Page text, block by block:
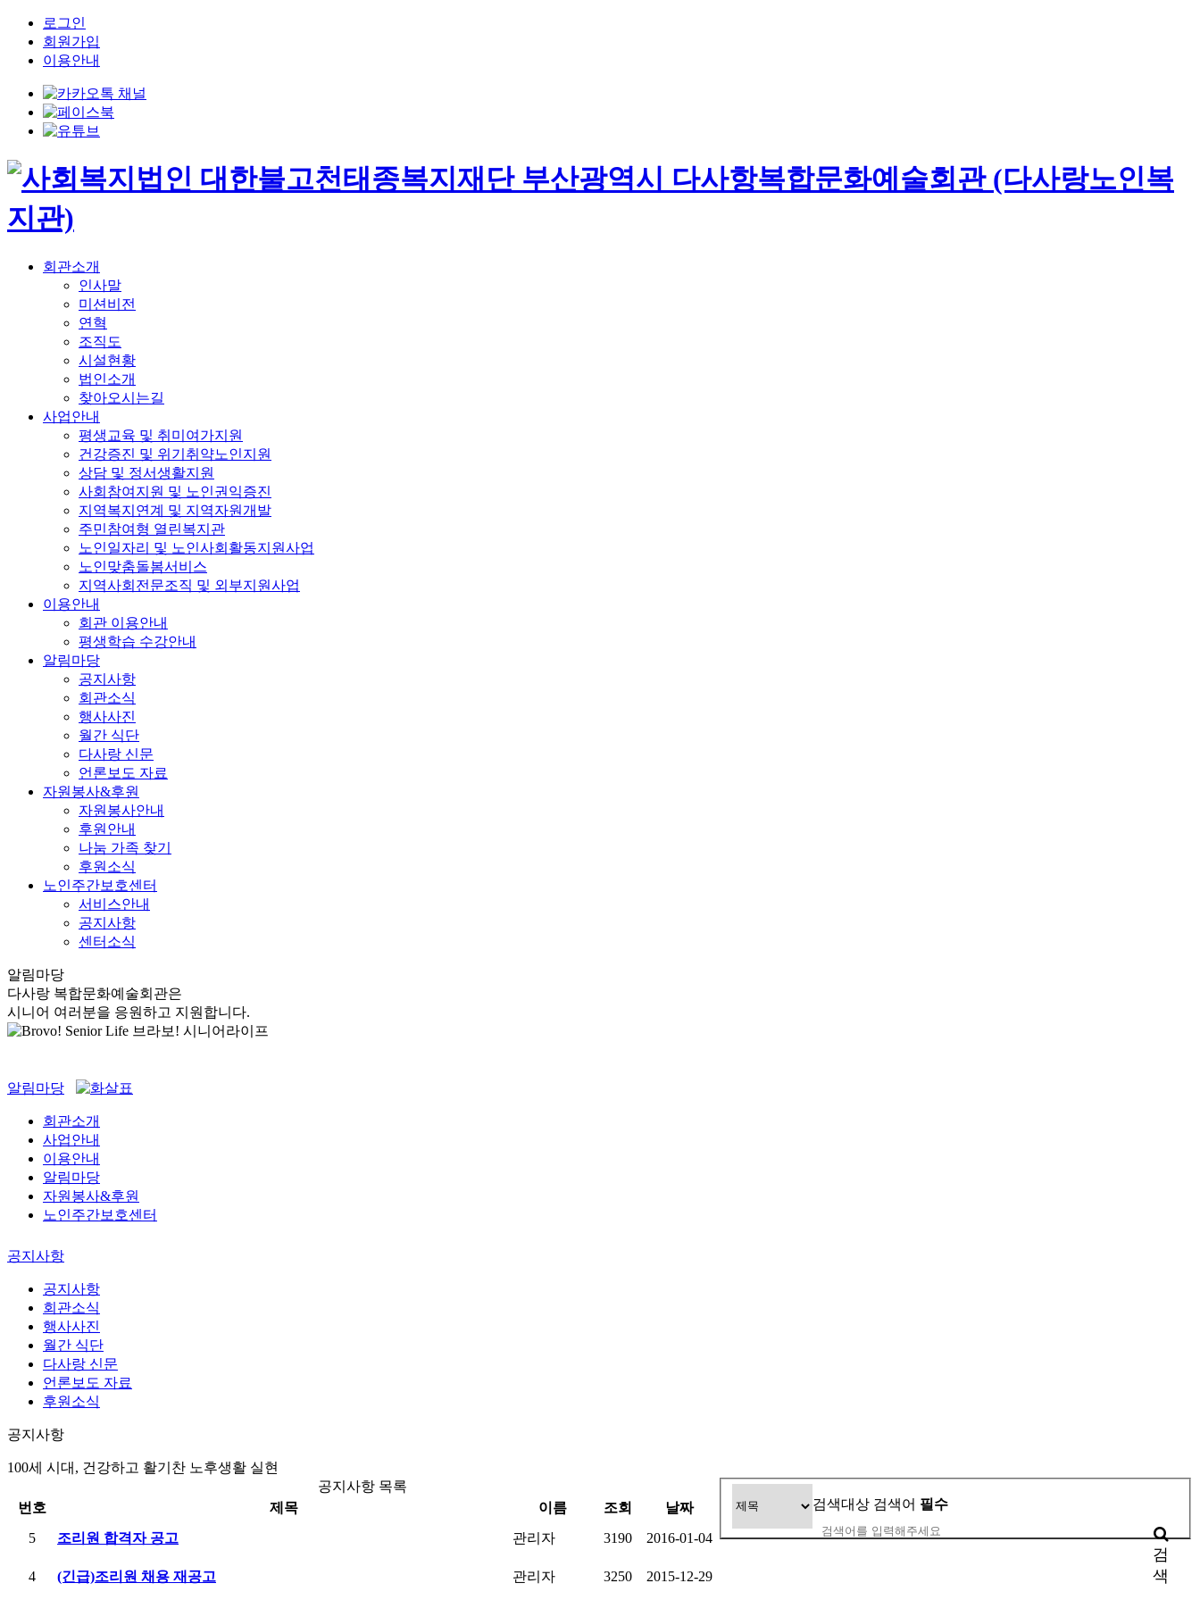
로그인
회원가입
이용안내
회관소개
인사말
미션비전
연혁
조직도
시설현황
법인소개
찾아오시는길
사업안내
평생교육 및 취미여가지원
건강증진 및 위기취약노인지원
상담 및 정서생활지원
사회참여지원 및 노인권익증진
지역복지연계 및 지역자원개발
주민참여형 열린복지관
노인일자리 및 노인사회활동지원사업
노인맞춤돌봄서비스
지역사회전문조직 및 외부지원사업
이용안내
회관 이용안내
평생학습 수강안내
알림마당
공지사항
회관소식
행사사진
월간 식단
다사랑 신문
언론보도 자료
자원봉사&후원
자원봉사안내
후원안내
나눔 가족 찾기
후원소식
노인주간보호센터
서비스안내
공지사항
센터소식
알림마당
다사랑 복합문화예술회관은
시니어 여러분을 응원하고 지원합니다.
알림마당
회관소개
사업안내
이용안내
알림마당
자원봉사&후원
노인주간보호센터
공지사항
공지사항
회관소식
행사사진
월간 식단
다사랑 신문
언론보도 자료
후원소식
공지사항
100세 시대, 건강하고 활기찬 노후생활 실현
검색대상 검색어 필수
검
색
공지사항 목록
번호
제목 이름 조회
날짜
5
조리원 합격자 공고 관리자 3190 2016-01-04
4 (긴급)조리원 채용 재공고 관리자 3250 2015-12-29